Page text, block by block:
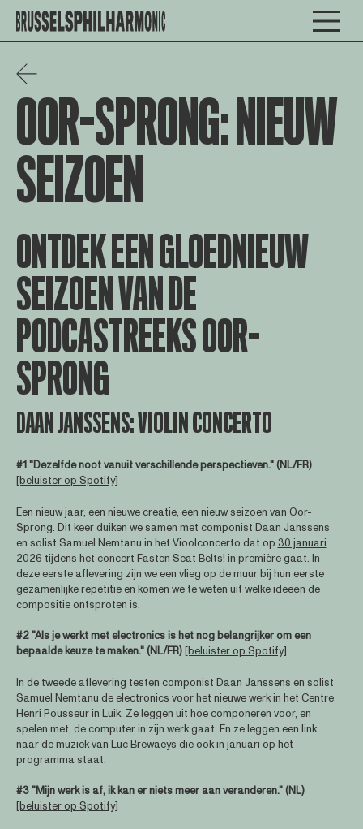
OOR-SPRONG: NIEUW
SEIZOEN
ONTDEK EEN GLOEDNIEUW
SEIZOEN VAN DE
PODCASTREEKS OOR-
SPRONG
DAAN JANSSENS: VIOLIN CONCERTO
#1 "Dezelfde noot vanuit verschillende perspectieven." (NL/FR)
[beluister op Spotify]
​Een nieuw jaar, een nieuwe creatie, een nieuw seizoen van Oor-
Sprong. Dit keer duiken we samen met componist Daan Janssens
en solist Samuel Nemtanu in het Vioolconcerto dat op 30 januari
2026 tijdens het concert Fasten Seat Belts! in première gaat. In
deze eerste aflevering zijn we een vlieg op de muur bij hun eerste
gezamenlijke repetitie en komen we te weten uit welke ideeën de
compositie ontsproten is.
#2 "Als je werkt met electronics is het nog belangrijker om een
bepaalde keuze te maken." (NL/FR)[beluister op Spotify]
In de tweede aflevering testen componist Daan Janssens en solist
Samuel Nemtanu de electronics voor het nieuwe werk in het Centre
Henri Pousseur in Luik. Ze leggen uit hoe componeren voor, en
spelen met, de computer in zijn werk gaat. En ze leggen een link
naar de muziek van Luc Brewaeys die ook in januari op het
programma staat.
#3 "Mijn werk is af, ik kan er niets meer aan veranderen." (NL)
[beluister op Spotify]